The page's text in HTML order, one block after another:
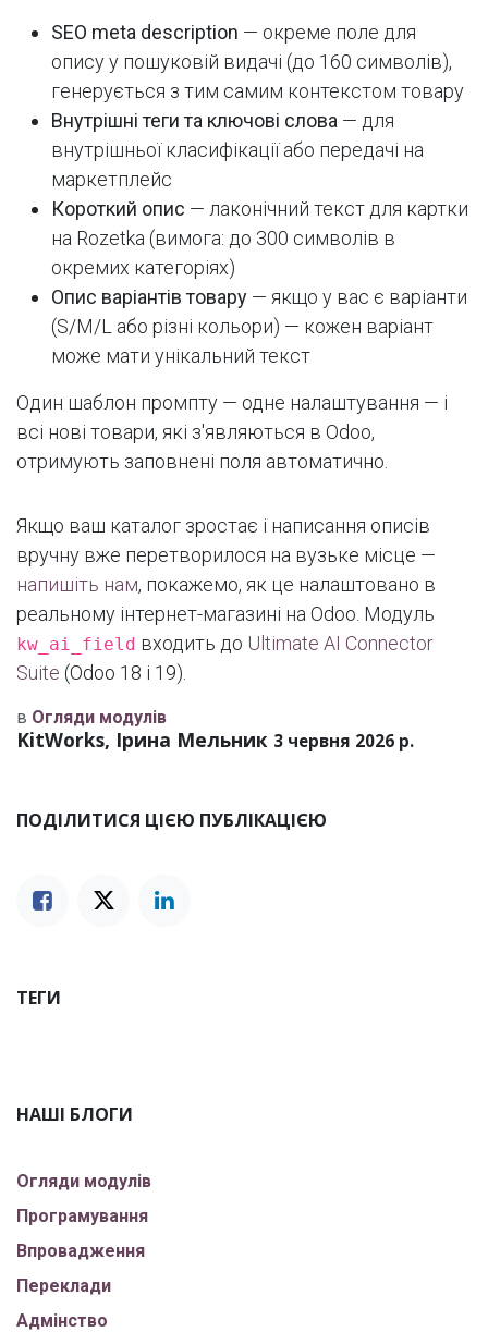
SEO meta description — окреме поле для
опису у пошуковій видачі (до 160 символів),
генерується з тим самим контекстом товару
Внутрішні теги та ключові слова — для
внутрішньої класифікації або передачі на
маркетплейс
Короткий опис — лаконічний текст для картки
на Rozetka (вимога: до 300 символів в
окремих категоріях)
Опис варіантів товару — якщо у вас є варіанти
(S/M/L або різні кольори) — кожен варіант
може мати унікальний текст
Один шаблон промпту — одне налаштування — і
всі нові товари, які з'являються в Odoo,
отримують заповнені поля автоматично.
Якщо ваш каталог зростає і написання описів
вручну вже перетворилося на вузьке місце —
напишіть нам, покажемо, як це налаштовано в
реальному інтернет-магазині на Odoo. Модуль
kw_ai_field входить до Ultimate AI Connector
Suite (Odoo 18 і 19).
в Огляди модулів
KitWorks, Ірина Мельник 3 червня 2026 р.
ПОДІЛИТИСЯ ЦІЄЮ ПУБЛІКАЦІЄЮ
ТЕГИ
НАШІ БЛОГИ
Огляди модулів
Програмування
Впровадження
Переклади
Адмінство